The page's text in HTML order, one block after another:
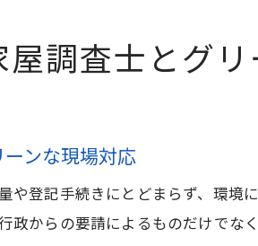
グリーン視点で読み解く土地家屋
土地家屋調査士と環境意識の
グリーンな現場運営におけ
土地家屋調査士が実践する
調査士とグ
ンな現場対応
や登記手続きにとどまらず、環境
政からの要請によるものだけで